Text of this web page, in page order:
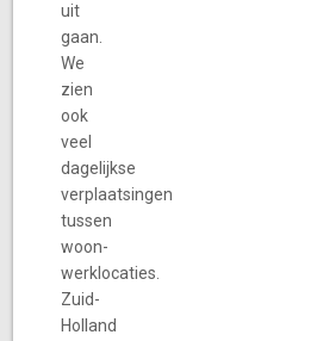
uit
gaan.
We
zien
ook
veel
dagelijkse
verplaatsingen
tussen
woon-
werklocaties.
Zuid-
Holland